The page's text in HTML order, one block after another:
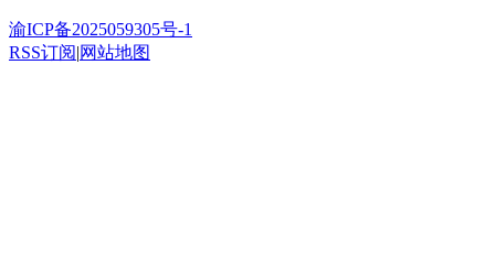
渝ICP备2025059305号-1
RSS订阅|网站地图